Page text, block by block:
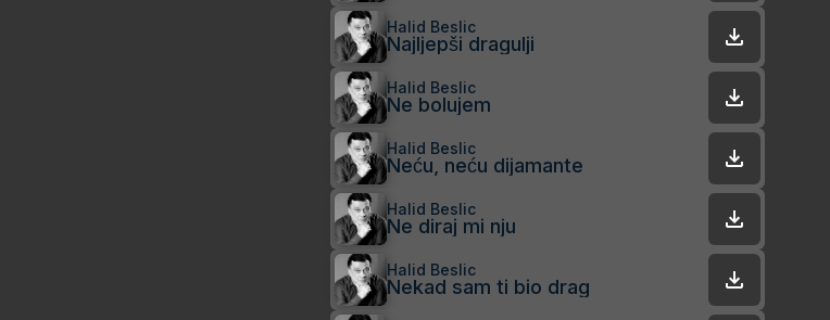
Halid Beslic
Najljepši dragulji
Halid Beslic
Ne bolujem
Halid Beslic
Neću, neću dijamante
Halid Beslic
Ne diraj mi nju
Halid Beslic
Nekad sam ti bio drag